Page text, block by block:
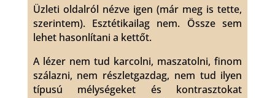
Üzleti oldalról nézve igen (már meg is tette,
szerintem). Esztétikailag nem. Össze sem
lehet hasonlítani a kettőt.
A lézer nem tud karcolni, maszatolni, finom
szálazni, nem részletgazdag, nem tud ilyen
típusú mélységeket és kontrasztokat